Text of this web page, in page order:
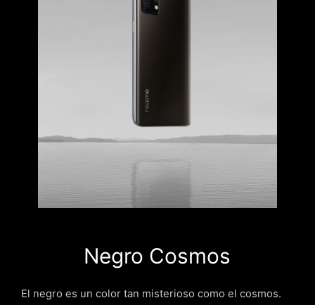
Negro Cosmos
El negro es un color tan misterioso como el cosmos.